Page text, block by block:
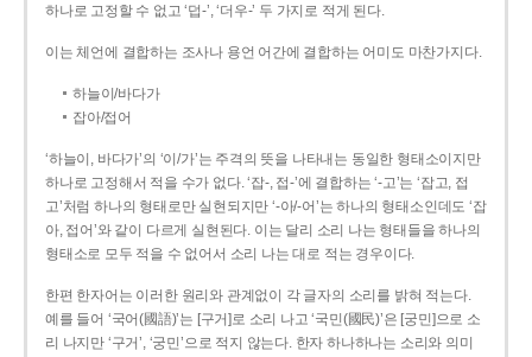
하나로 고정할 수 없고 ‘덥-’, ‘더우-’ 두 가지로 적게 된다.
이는 체언에 결합하는 조사나 용언 어간에 결합하는 어미도 마찬가지다.
하늘이/바다가
잡아/접어
‘하늘이, 바다가’의 ‘이/가’는 주격의 뜻을 나타내는 동일한 형태소이지만
하나로 고정해서 적을 수가 없다. ‘잡-, 접-’에 결합하는 ‘-고’는 ‘잡고, 접
고’처럼 하나의 형태로만 실현되지만 ‘-아/-어’는 하나의 형태소인데도 ‘잡
아, 접어’와 같이 다르게 실현된다. 이는 달리 소리 나는 형태들을 하나의
형태소로 모두 적을 수 없어서 소리 나는 대로 적는 경우이다.
한편 한자어는 이러한 원리와 관계없이 각 글자의 소리를 밝혀 적는다.
예를 들어 ‘국어(國語)’는 [구거]로 소리 나고 ‘국민(國民)’은 [궁민]으로 소
리 나지만 ‘구거’, ‘궁민’으로 적지 않는다. 한자 하나하나는 소리와 의미